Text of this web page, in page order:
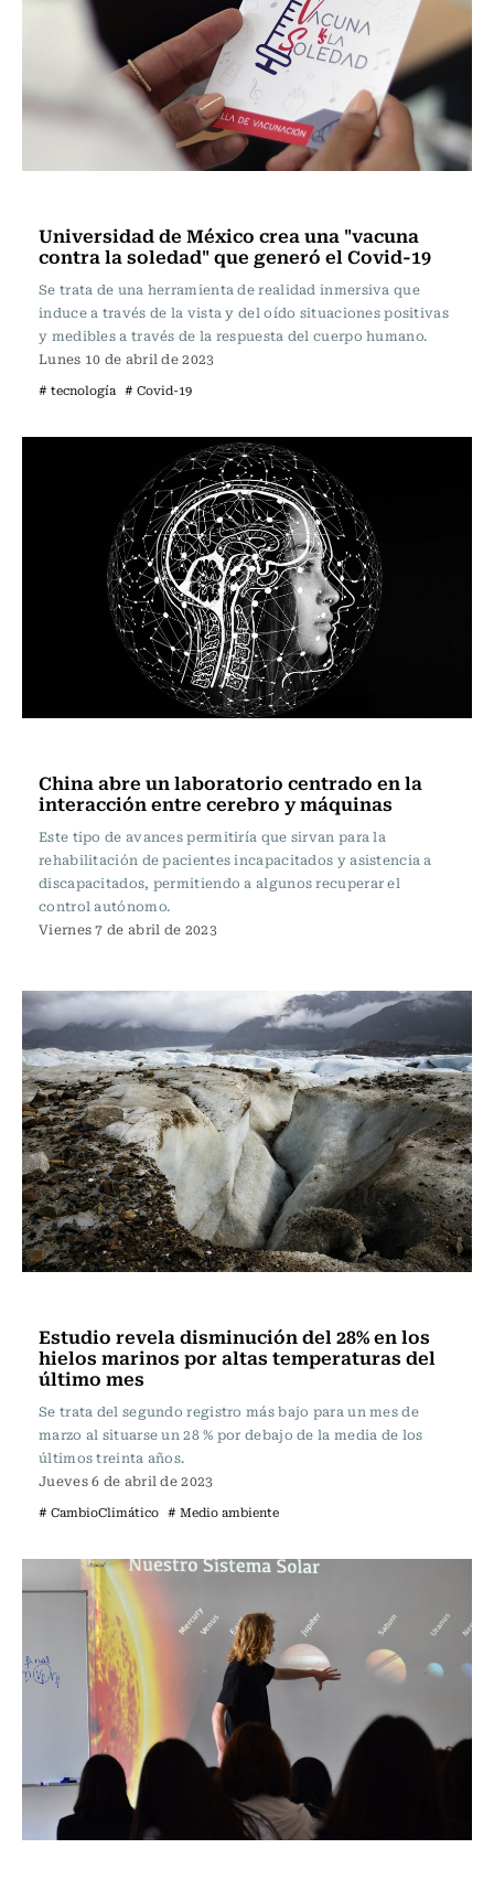
Universidad de México crea una "vacuna
contra la soledad" que generó el Covid-19
Se trata de una herramienta de realidad inmersiva que
induce a través de la vista y del oído situaciones positivas
y medibles a través de la respuesta del cuerpo humano.
Lunes 10 de abril de 2023
# tecnología # Covid-19
China abre un laboratorio centrado en la
interacción entre cerebro y máquinas
Este tipo de avances permitiría que sirvan para la
rehabilitación de pacientes incapacitados y asistencia a
discapacitados, permitiendo a algunos recuperar el
control autónomo.
Viernes 7 de abril de 2023
Estudio revela disminución del 28% en los
hielos marinos por altas temperaturas del
último mes
Se trata del segundo registro más bajo para un mes de
marzo al situarse un 28 % por debajo de la media de los
últimos treinta años.
Jueves 6 de abril de 2023
# CambioClimático # Medio ambiente